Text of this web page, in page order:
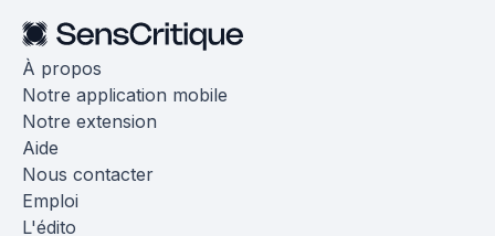
À propos
Notre application mobile
Notre extension
Aide
Nous contacter
Emploi
L'édito